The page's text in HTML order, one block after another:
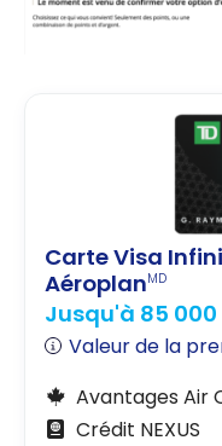
Carte Visa
AéroplanMD
Jusqu'à 85
Valeur de la
Avantages Air
Crédit NEXUS